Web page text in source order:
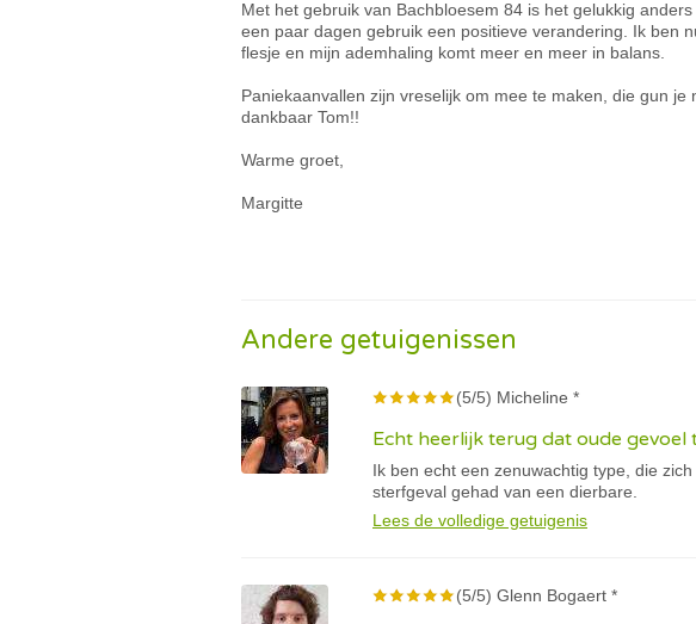
Met het gebruik van Bachbloesem 84 is het gelukkig
een paar dagen gebruik een positieve verandering. Ik ben
flesje en mijn ademhaling komt meer en meer in balans.
Paniekaanvallen zijn vreselijk om mee te maken, die gun je
dankbaar Tom!!
Warme groet,
Margitte
Andere getuigenissen
(5/5) Micheline *
Echt heerlijk terug dat oude gevoel
Ik ben echt een zenuwachtig type, die
sterfgeval gehad van een dierbare.
Lees de volledige getuigenis
(5/5) Glenn Bogaert *